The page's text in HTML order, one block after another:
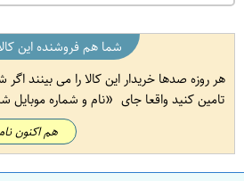
شما هم فروشنده این
هر روزه صدها خریدار این کالا را می بینند اگر
تامین کنید واقعا جای
نام و شماره موبایل
هم اکنون